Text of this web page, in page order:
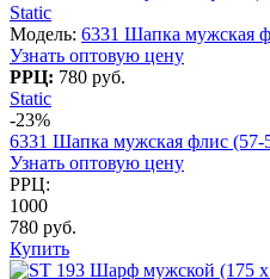
Static
Модель: 6331 Шапка мужская
Узнать оптовую цену
РРЦ: 780 руб.
Static
-23%
6331 Шапка мужская флис (57-
Узнать оптовую цену
РРЦ:
1000
780 руб.
Купить